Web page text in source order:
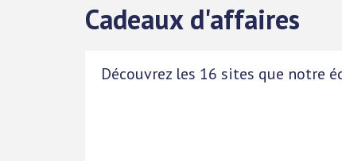
Cadeaux d'affaires
Découvrez les 16 sites que notre